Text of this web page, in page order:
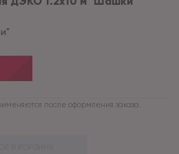
после оформления заказа.